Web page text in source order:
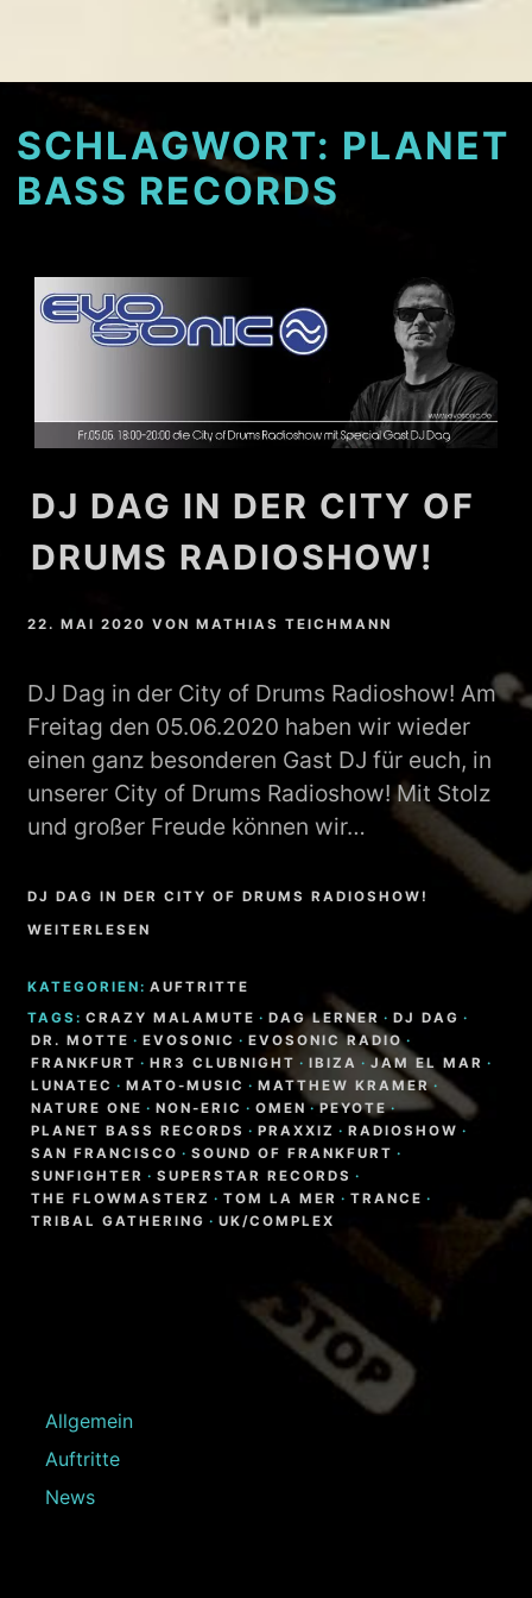
SCHLAGWORT: PLANET
BASS RECORDS
DJ DAG IN DER CITY OF
DRUMS RADIOSHOW!
22. MAI 2020 VONMATHIAS TEICHMANN
DJ Dag in der City of Drums Radioshow! Am
Freitag den 05.06.2020 haben wir wieder
einen ganz besonderen Gast DJ für euch, in
unserer City of Drums Radioshow! Mit Stolz
und großer Freude können wir…
DJ DAG IN DER CITY OF DRUMS RADIOSHOW!
WEITERLESEN
KATEGORIEN: AUFTRITTE
TAGS: CRAZY MALAMUTE · DAG LERNER · DJ DAG ·
DR. MOTTE · EVOSONIC · EVOSONIC RADIO ·
FRANKFURT · HR3 CLUBNIGHT · IBIZA · JAM EL MAR ·
LUNATEC · MATO-MUSIC · MATTHEW KRAMER ·
NATURE ONE · NON-ERIC · OMEN · PEYOTE ·
PLANET BASS RECORDS · PRAXXIZ · RADIOSHOW ·
SAN FRANCISCO · SOUND OF FRANKFURT ·
SUNFIGHTER · SUPERSTAR RECORDS ·
THE FLOWMASTERZ · TOM LA MER · TRANCE ·
TRIBAL GATHERING · UK/COMPLEX
Allgemein
Auftritte
News